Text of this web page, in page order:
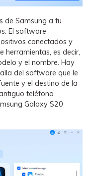
de Samsung a tu
El software
conectados y
herramientas, es decir,
y el nombre. Hay
del software que le
y el destino de la
teléfono
Galaxy S20